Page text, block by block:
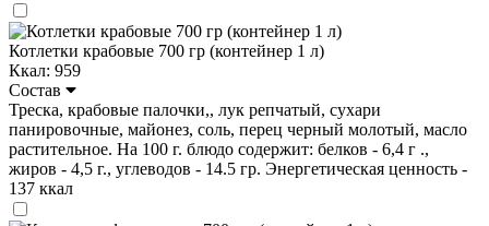
Котлетки крабовые 700 гр (контейнер 1 л)
Ккал: 959
Состав
Треска, крабовые палочки,, лук репчатый, сухари
панировочные, майонез, соль, перец черный молотый, масло
растительное. На 100 г. блюдо содержит: белков - 6,4 г .,
жиров - 4,5 г., углеводов - 14.5 гр. Энергетическая ценность -
137 ккал